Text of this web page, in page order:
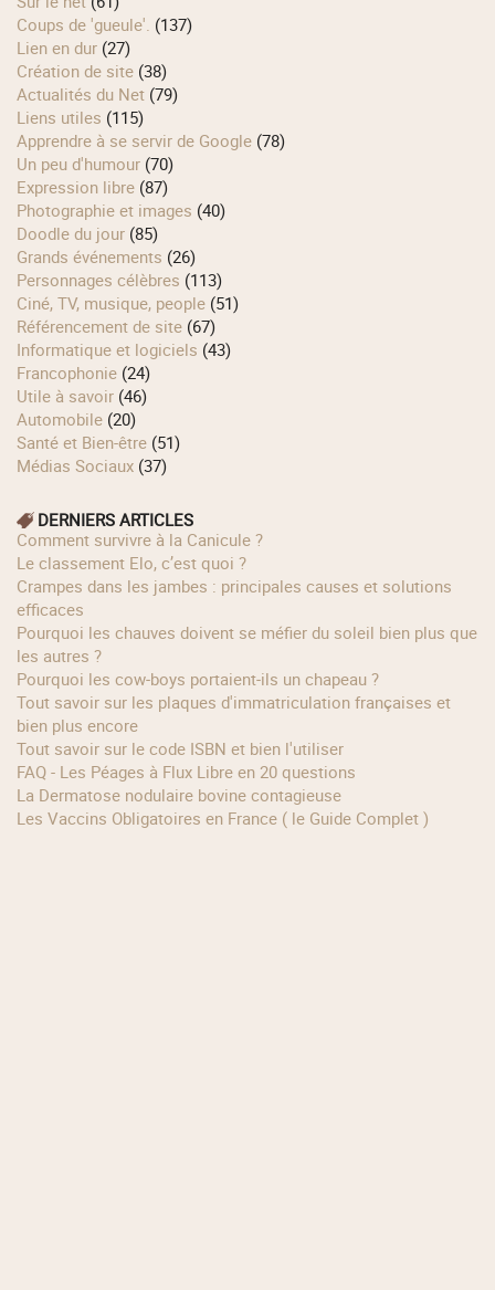
Coups de 'gueule'. (137)
Lien en dur (27)
Création de site (38)
Actualités du Net (79)
Liens utiles (115)
Apprendre à se servir de Google (78)
Un peu d'humour (70)
Expression libre (87)
Photographie et images (40)
Doodle du jour (85)
Grands événements (26)
Personnages célèbres (113)
Ciné, TV, musique, people (51)
Référencement de site (67)
Informatique et logiciels (43)
Francophonie (24)
Utile à savoir (46)
Automobile (20)
Santé et Bien-être (51)
Médias Sociaux (37)
DERNIERS ARTICLES
Comment survivre à la Canicule ?
Le classement Elo, c’est quoi ?
Crampes dans les jambes : principales causes et solutions
efficaces
Pourquoi les chauves doivent se méfier du soleil bien plus que
les autres ?
Pourquoi les cow‑boys portaient‑ils un chapeau ?
Tout savoir sur les plaques d'immatriculation françaises et
bien plus encore
Tout savoir sur le code ISBN et bien l'utiliser
FAQ - Les Péages à Flux Libre en 20 questions
La Dermatose nodulaire bovine contagieuse
Les Vaccins Obligatoires en France ( le Guide Complet )